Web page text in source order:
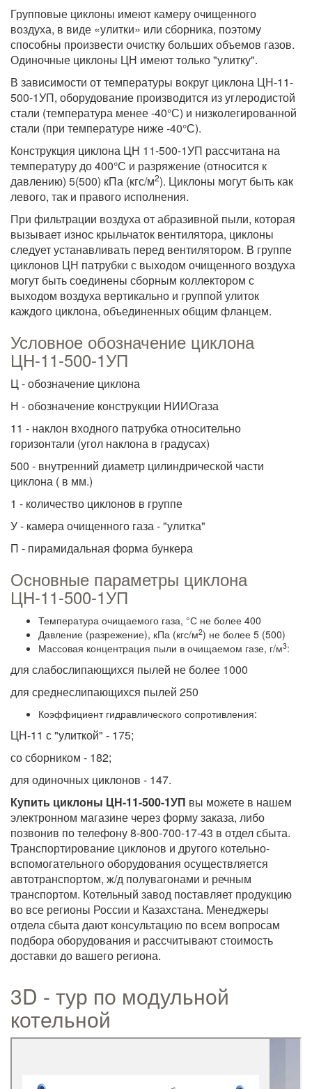
Групповые циклоны имеют камеру очищенного
воздуха, в виде «улитки» или сборника, поэтому
способны произвести очистку больших объемов газов.
Одиночные циклоны ЦН имеют только "улитку".
В зависимости от температуры вокруг циклона ЦН-11-
500-1УП, оборудование производится из углеродистой
стали (температура менее -40°С) и низколегированной
стали (при температуре ниже -40°С).
Конструкция циклона ЦН 11-500-1УП рассчитана на
температуру до 400°С и разряжение (относится к
давлению) 5(500) кПа (кгс/м2). Циклоны могут быть как
левого, так и правого исполнения.
При фильтрации воздуха от абразивной пыли, которая
вызывает износ крыльчаток вентилятора, циклоны
следует устанавливать перед вентилятором. В группе
циклонов ЦН патрубки с выходом очищенного воздуха
могут быть соединены сборным коллектором с
выходом воздуха вертикально и группой улиток
каждого циклона, объединенных общим фланцем.
Условное обозначение циклона
ЦН-11-500-1УП
Ц - обозначение циклона
Н - обозначение конструкции НИИОгаза
11 - наклон входного патрубка относительно
горизонтали (угол наклона в градусах)
500 - внутренний диаметр цилиндрической части
циклона ( в мм.)
1 - количество циклонов в группе
У - камера очищенного газа - "улитка"
П - пирамидальная форма бункера
Основные параметры циклона
ЦН-11-500-1УП
Температура очищаемого газа, °С не более 400
Давление (разрежение), кПа (кгс/м2) не более 5 (500)
Массовая концентрация пыли в очищаемом газе, г/м3:
для слабослипающихся пылей не более 1000
для среднеслипающихся пылей 250
Коэффициент гидравлического сопротивления:
ЦН-11 с "улиткой" - 175;
со сборником - 182;
для одиночных циклонов - 147.
Купить циклоны ЦН-11-500-1УП вы можете в нашем
электронном магазине через форму заказа, либо
позвонив по телефону 8-800-700-17-43 в отдел сбыта.
Транспортирование циклонов и другого котельно-
вспомогательного оборудования осуществляется
автотранспортом, ж/д полувагонами и речным
транспортом. Котельный завод поставляет продукцию
во все регионы России и Казахстана. Менеджеры
отдела сбыта дают консультацию по всем вопросам
подбора оборудования и рассчитывают стоимость
доставки до вашего региона.
3D - тур по модульной
котельной